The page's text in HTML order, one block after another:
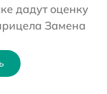
дадут оценку
Замена